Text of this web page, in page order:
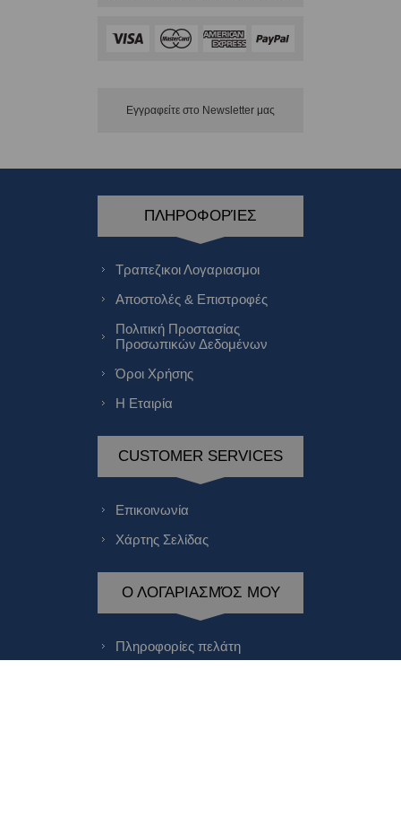
Εγγραφείτε στο Νewsletter μας
ΠΛΗΡΟΦΟΡΊΕΣ
Τραπεζικοι Λογαριασμοι
Αποστολές & Επιστροφές
Πολιτική Προστασίας
Προσωπικών Δεδομένων
Όροι Χρήσης
Η Εταιρία
CUSTOMER SERVICES
Επικοινωνία
Χάρτης Σελίδας
Ο ΛΟΓΑΡΙΑΣΜΌΣ ΜΟΥ
Πληροφορίες πελάτη